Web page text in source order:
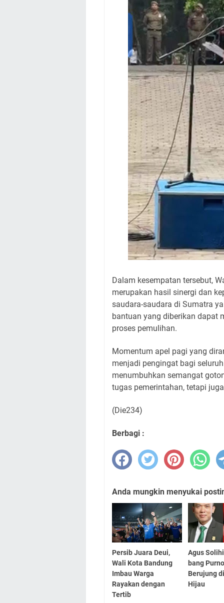
Dalam kesempatan tersebut,
merupakan hasil sinergi dan
saudara-saudara di Sumatra
bantuan yang diberikan dapat
proses pemulihan.
Momentum apel pagi yang
menjadi pengingat bagi
menumbuhkan semangat
tugas pemerintahan, tetapi
(Die234)
Berbagi :
Anda mungkin menyukai
Persib Juara Deui,
Wali Kota Bandung
Imbau Warga
Rayakan dengan
Tertib
Agus
bang
Berujung
Hijau